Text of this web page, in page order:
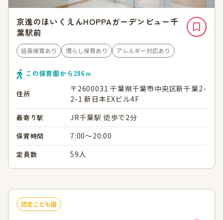
京進のほいくえんHOPPAガーデンビュー千
葉駅前
延長保育あり 慣らし保育あり アレルギー対応あり
この保育園から 286ｍ
住所
〒2600031 千葉県千葉市中央区新千葉2-
2-1 新日本EXビル4F
最寄り駅 JR千葉駅 徒歩で2分
保育時間 7:00～20:00
定員数 59人
認定こども園